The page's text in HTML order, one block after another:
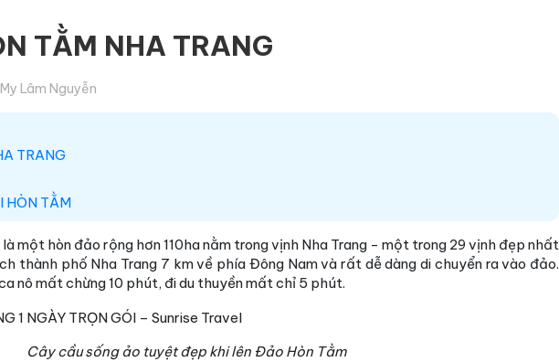
TẰM NHA TRANG
Lâm Nguyễn
TRANG
HÒN TẰM
một hòn đảo rộng hơn 110ha nằm trong vịnh Nha Trang - một trong 29 vịnh đẹp nhất
thành phố Nha Trang 7 km về phía Đông Nam và rất dễ dàng di chuyển ra vào đảo.
nô mất chừng 10 phút, đi du thuyền mất chỉ 5 phút.
Cây cầu sống ảo tuyệt đẹp khi lên Đảo Hòn Tằm